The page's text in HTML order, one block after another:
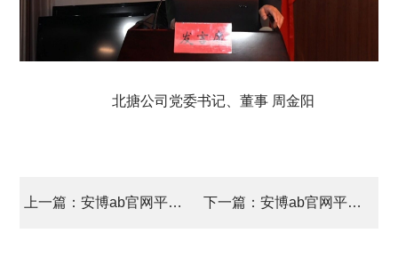
北搪公司党委书记、董事 周金阳
上一篇：安博ab官网平台安委会 召开2025年第三次工作会 下一篇：安博ab官网平台 “十五五”规划编制工作按下“快进键”